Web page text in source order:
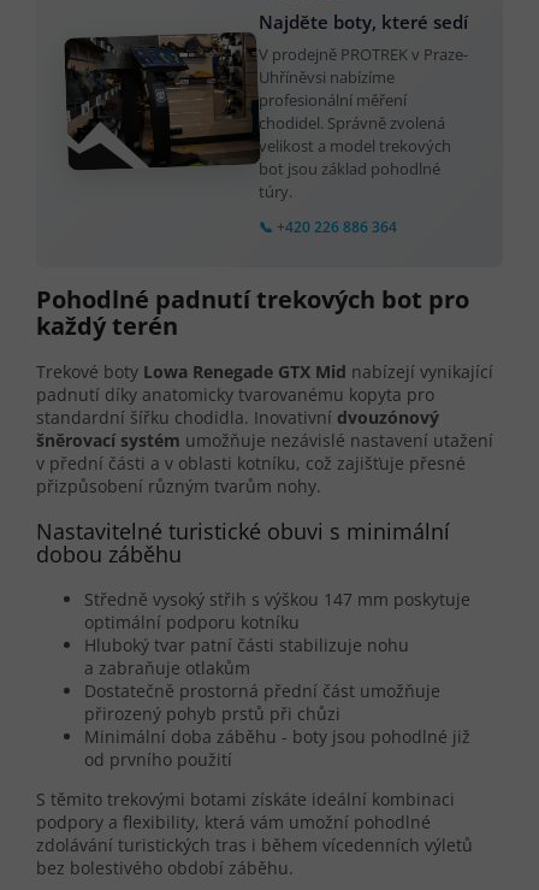
Najděte boty, které sedí
V prodejně PROTREK v Praze-
Uhříněvsi nabízíme
profesionální měření
chodidel. Správně zvolená
velikost a model trekových
bot jsou základ pohodlné
túry.
📞 +420 226 886 364
Pohodlné padnutí trekových bot pro
každý terén
Trekové boty Lowa Renegade GTX Mid nabízejí vynikající
padnutí díky anatomicky tvarovanému kopyta pro
standardní šířku chodidla. Inovativní dvouzónový
šněrovací systém umožňuje nezávislé nastavení utažení
v přední části a v oblasti kotníku, což zajišťuje přesné
přizpůsobení různým tvarům nohy.
Nastavitelné turistické obuvi s minimální
dobou záběhu
Středně vysoký střih s výškou 147 mm poskytuje
optimální podporu kotníku
Hluboký tvar patní části stabilizuje nohu
a zabraňuje otlakům
Dostatečně prostorná přední část umožňuje
přirozený pohyb prstů při chůzi
Minimální doba záběhu - boty jsou pohodlné již
od prvního použití
S těmito trekovými botami získáte ideální kombinaci
podpory a flexibility, která vám umožní pohodlné
zdolávání turistických tras i během vícedenních výletů
bez bolestivého období záběhu.